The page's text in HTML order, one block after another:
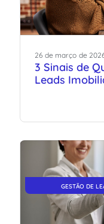
26 de março de
3 Sinais de
Leads
GESTÃO DE